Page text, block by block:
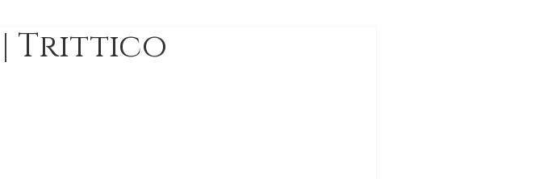
artist performer concept
| Trittico